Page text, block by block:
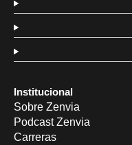
Institucional
Sobre Zenvia
Podcast Zenvia
Carreras